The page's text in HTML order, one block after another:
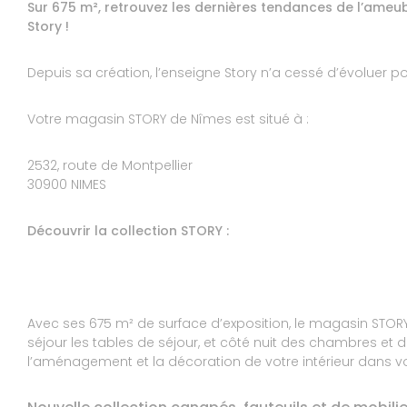
10
10
ESTELLE MOULIS
Réponse de STORY NIMES :
nouveau prochainement. Bonne journée
GERARD ET SUZIE
Sur 675 m², retrouvez les dernières tendances de
Story !
Depuis sa création, l’enseigne Story n’a cessé
Votre magasin STORY de Nîmes est situé à :
2532, route de Montpellier
30900 NIMES
Découvrir la collection STORY :
Avec ses 675 m² de surface d’exposition, le magasin
séjour les tables de séjour, et côté nuit des chambres et
l’aménagement et la décoration de votre intérieur dans